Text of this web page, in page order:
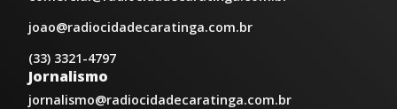
joao@radiocidadecaratinga.com.br
(33) 3321-4797
Jornalismo
jornalismo@radiocidadecaratinga.com.br